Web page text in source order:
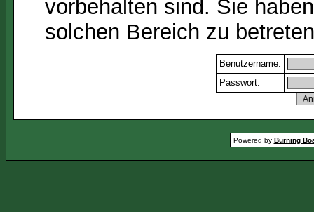
vorbehalten sind. Sie
solchen Bereich zu
Benutzername:
Passwort:
Powered by Burning